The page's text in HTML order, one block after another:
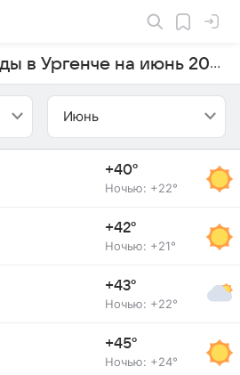
Прогноз погоды в Ургенче на июнь 2020 года
Июнь
+40°
Ночью: +22°
+42°
Ночью: +21°
+43°
Ночью: +22°
+45°
Ночью: +24°